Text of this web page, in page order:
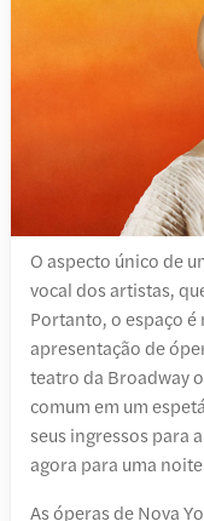
O aspecto único de
vocal dos artistas,
Portanto, o espaço
apresentação de
teatro da Broadway
comum em um
seus ingressos para
agora para uma
As óperas de Nova